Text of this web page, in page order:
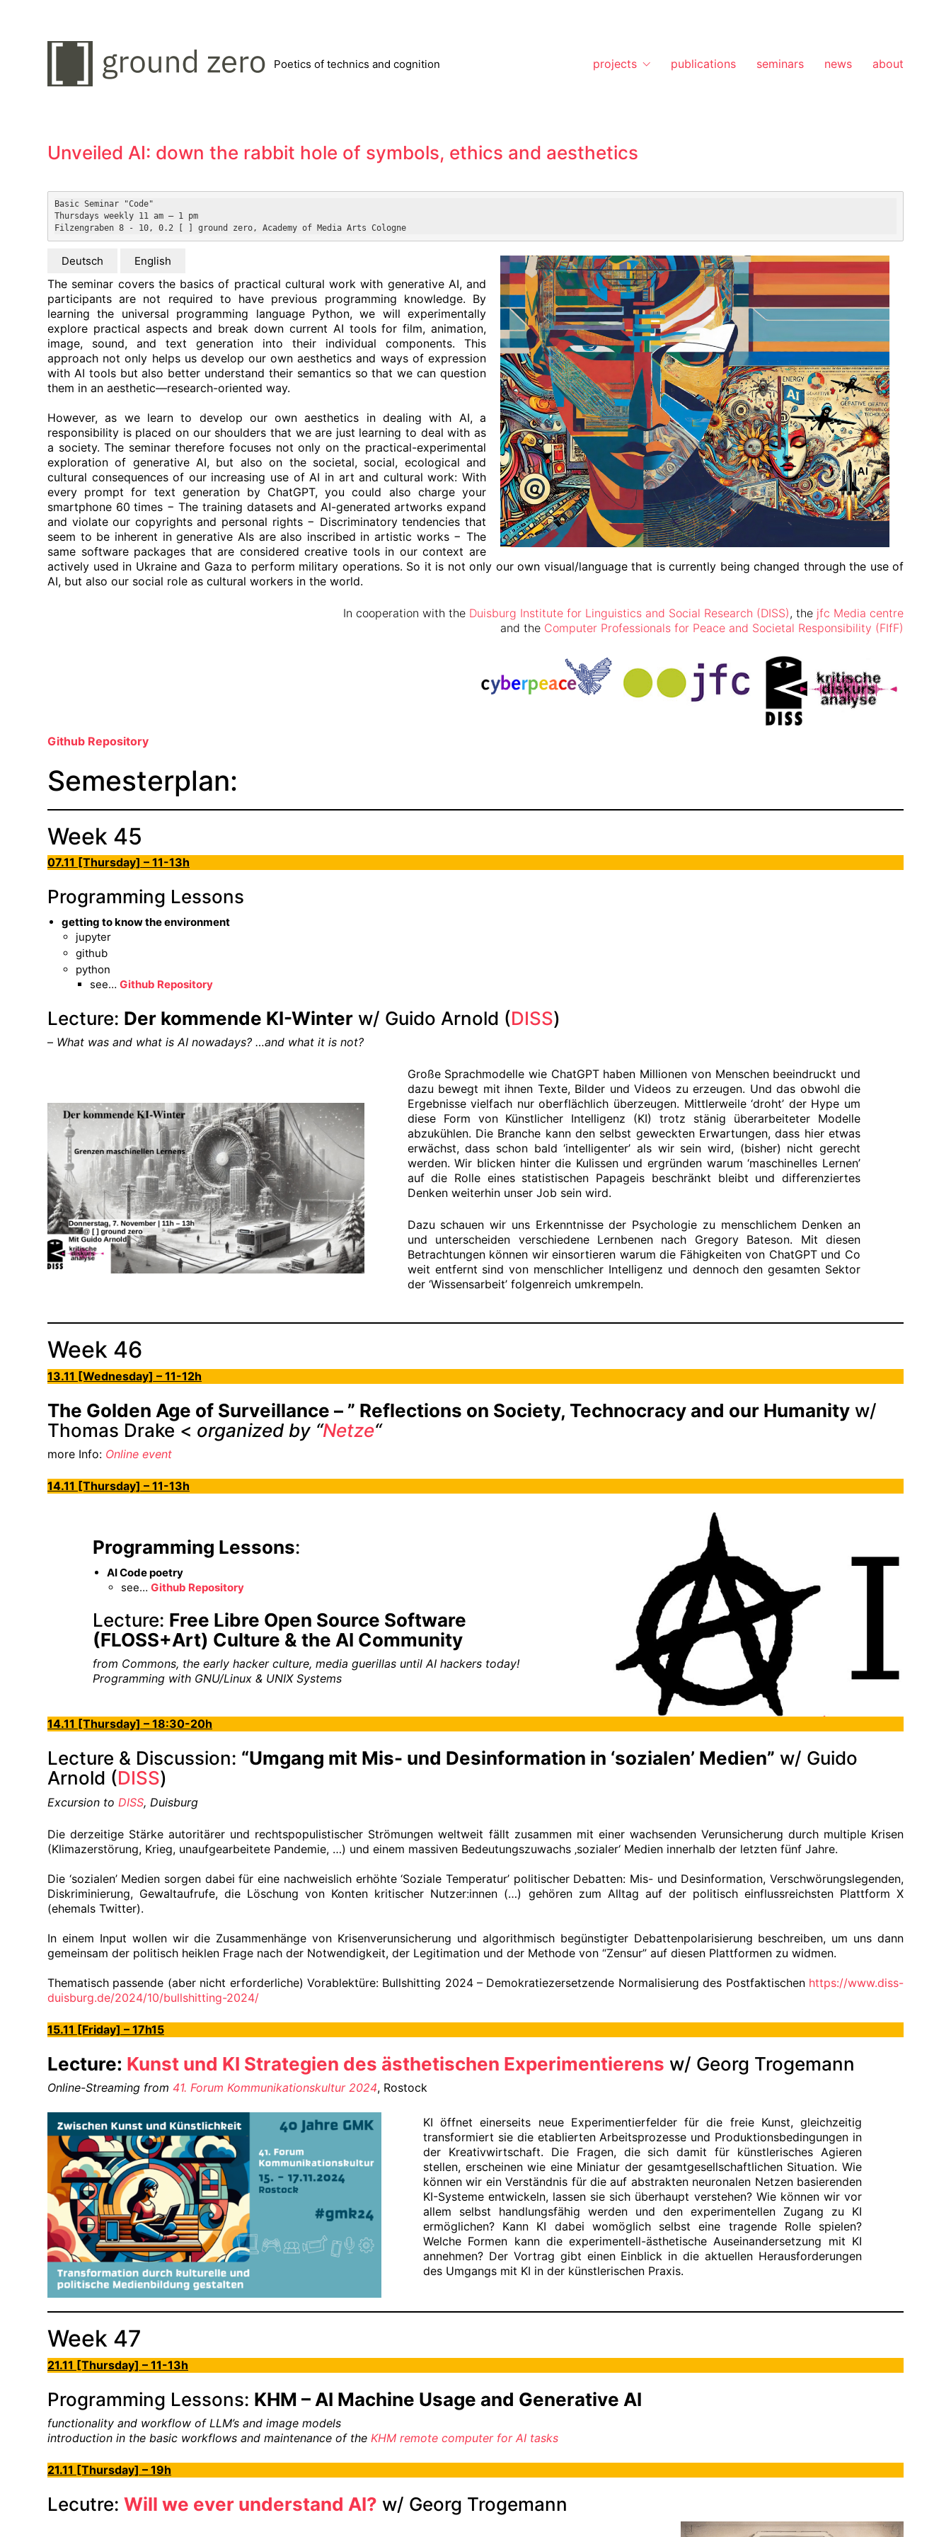
Poetics of technics and cognition projects publications seminars news about
Unveiled AI: down the rabbit hole of symbols, ethics and aesthetics
Basic Seminar "Code"
Thursdays weekly 11 am – 1 pm
Filzengraben 8 - 10, 0.2 [ ] ground zero, Academy of Media Arts Cologne
Deutsch English
The seminar covers the basics of practical cultural work with generative AI, and
participants are not required to have previous programming knowledge. By
learning the universal programming language Python, we will experimentally
explore practical aspects and break down current AI tools for film, animation,
image, sound, and text generation into their individual components. This
approach not only helps us develop our own aesthetics and ways of expression
with AI tools but also better understand their semantics so that we can question
them in an aesthetic—research-oriented way.
However, as we learn to develop our own aesthetics in dealing with AI, a
responsibility is placed on our shoulders that we are just learning to deal with as
a society. The seminar therefore focuses not only on the practical-experimental
exploration of generative AI, but also on the societal, social, ecological and
cultural consequences of our increasing use of AI in art and cultural work: With
every prompt for text generation by ChatGPT, you could also charge your
smartphone 60 times − The training datasets and AI-generated artworks expand
and violate our copyrights and personal rights − Discriminatory tendencies that
seem to be inherent in generative AIs are also inscribed in artistic works − The
same software packages that are considered creative tools in our context are
actively used in Ukraine and Gaza to perform military operations. So it is not only our own visual/language that is currently being changed through the use of
AI, but also our social role as cultural workers in the world.
In cooperation with the Duisburg Institute for Linguistics and Social Research (DISS) , the jfc Media centre
and the Computer Professionals for Peace and Societal Responsibility (FIfF)
Github Repository
Semesterplan:
Week 45
07.11 [Thursday] – 11-13h
Programming Lessons
getting to know the environment
jupyter
github
python
see… Github Repository
Lecture: Der kommende KI-Winter w/ Guido Arnold (DISS)
– What was and what is AI nowadays? …and what it is not?
Große Sprachmodelle wie ChatGPT haben Millionen von Menschen beeindruckt und
dazu bewegt mit ihnen Texte, Bilder und Videos zu erzeugen. Und das obwohl die
Ergebnisse vielfach nur oberflächlich überzeugen. Mittlerweile ‘droht’ der Hype um
diese Form von Künstlicher Intelligenz (KI) trotz stänig überarbeiteter Modelle
abzukühlen. Die Branche kann den selbst geweckten Erwartungen, dass hier etwas
erwächst, dass schon bald ‘intelligenter’ als wir sein wird, (bisher) nicht gerecht
werden. Wir blicken hinter die Kulissen und ergründen warum ‘maschinelles Lernen’
auf die Rolle eines statistischen Papageis beschränkt bleibt und differenziertes
Denken weiterhin unser Job sein wird.
Dazu schauen wir uns Erkenntnisse der Psychologie zu menschlichem Denken an
und unterscheiden verschiedene Lernbenen nach Gregory Bateson. Mit diesen
Betrachtungen können wir einsortieren warum die Fähigkeiten von ChatGPT und Co
weit entfernt sind von menschlicher Intelligenz und dennoch den gesamten Sektor
der ‘Wissensarbeit’ folgenreich umkrempeln.
Week 46
13.11 [Wednesday] – 11-12h
The Golden Age of Surveillance – ” Reflections on Society, Technocracy and our Humanity w/
Thomas Drake < organized by “Netze“
more Info: Online event
14.11 [Thursday] – 11-13h
Programming Lessons:
AI Code poetry
see… Github Repository
Lecture: Free Libre Open Source Software
(FLOSS+Art) Culture & the AI Community
from Commons, the early hacker culture, media guerillas until AI hackers today!
Programming with GNU/Linux & UNIX Systems
14.11 [Thursday] – 18:30-20h
Lecture & Discussion: “Umgang mit Mis- und Desinformation in ‘sozialen’ Medien” w/ Guido
Arnold (DISS)
Excursion to DISS, Duisburg
Die derzeitige Stärke autoritärer und rechtspopulistischer Strömungen weltweit fällt zusammen mit einer wachsenden Verunsicherung durch multiple Krisen
(Klimazerstörung, Krieg, unaufgearbeitete Pandemie, …) und einem massiven Bedeutungszuwachs ‚sozialer‘ Medien innerhalb der letzten fünf Jahre.
Die ‘sozialen’ Medien sorgen dabei für eine nachweislich erhöhte ‘Soziale Temperatur’ politischer Debatten: Mis- und Desinformation, Verschwörungslegenden,
Diskriminierung, Gewaltaufrufe, die Löschung von Konten kritischer Nutzer:innen (…) gehören zum Alltag auf der politisch einflussreichsten Plattform X
(ehemals Twitter).
In einem Input wollen wir die Zusammenhänge von Krisenverunsicherung und algorithmisch begünstigter Debattenpolarisierung beschreiben, um uns dann
gemeinsam der politisch heiklen Frage nach der Notwendigkeit, der Legitimation und der Methode von “Zensur” auf diesen Plattformen zu widmen.
Thematisch passende (aber nicht erforderliche) Vorablektüre: Bullshitting 2024 – Demokratiezersetzende Normalisierung des Postfaktischen https://www.diss-
duisburg.de/2024/10/bullshitting-2024/
15.11 [Friday] – 17h15
Lecture: Kunst und KI Strategien des ästhetischen Experimentierens w/ Georg Trogemann
Online-Streaming from 41. Forum Kommunikationskultur 2024, Rostock
KI öffnet einerseits neue Experimentierfelder für die freie Kunst, gleichzeitig
transformiert sie die etablierten Arbeitsprozesse und Produktionsbedingungen in
der Kreativwirtschaft. Die Fragen, die sich damit für künstlerisches Agieren
stellen, erscheinen wie eine Miniatur der gesamtgesellschaftlichen Situation. Wie
können wir ein Verständnis für die auf abstrakten neuronalen Netzen basierenden
KI-Systeme entwickeln, lassen sie sich überhaupt verstehen? Wie können wir vor
allem selbst handlungsfähig werden und den experimentellen Zugang zu KI
ermöglichen? Kann KI dabei womöglich selbst eine tragende Rolle spielen?
Welche Formen kann die experimentell-ästhetische Auseinandersetzung mit KI
annehmen? Der Vortrag gibt einen Einblick in die aktuellen Herausforderungen
des Umgangs mit KI in der künstlerischen Praxis.
Week 47
21.11 [Thursday] – 11-13h
Programming Lessons: KHM – AI Machine Usage and Generative AI
functionality and workflow of LLM’s and image models
introduction in the basic workflows and maintenance of the KHM remote computer for AI tasks
21.11 [Thursday] – 19h
Lecutre: Will we ever understand AI? w/ Georg Trogemann